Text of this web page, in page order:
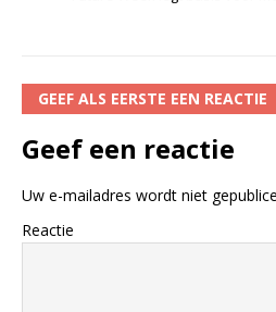
GEEF ALS EERSTE EEN REACTIE
Geef een reactie
Uw e-mailadres wordt niet
Reactie